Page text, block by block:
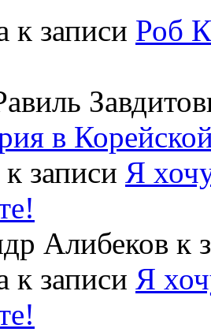
к записи Роб
в
к записи Я
Алибеков к
к записи Я